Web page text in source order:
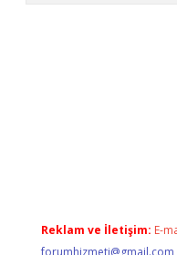
Reklam ve İletişim: E-
forumhizmeti@gmail.com